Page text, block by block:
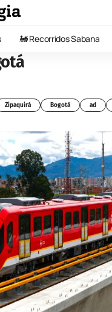
🚂 Recorridos Sabana
Zipaquirá Bogotá ad